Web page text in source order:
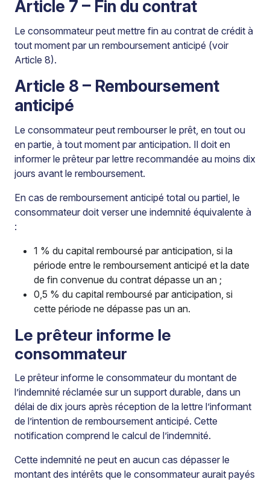
Article 7 – Fin du contrat
Le consommateur peut mettre fin au contrat de crédit à
tout moment par un remboursement anticipé (voir
Article 8).
Article 8 – Remboursement
anticipé
Le consommateur peut rembourser le prêt, en tout ou
en partie, à tout moment par anticipation. Il doit en
informer le prêteur par lettre recommandée au moins dix
jours avant le remboursement.
En cas de remboursement anticipé total ou partiel, le
consommateur doit verser une indemnité équivalente à
:
1 % du capital remboursé par anticipation, si la
période entre le remboursement anticipé et la date
de fin convenue du contrat dépasse un an ;
0,5 % du capital remboursé par anticipation, si
cette période ne dépasse pas un an.
Le prêteur informe le
consommateur
Le prêteur informe le consommateur du montant de
l’indemnité réclamée sur un support durable, dans un
délai de dix jours après réception de la lettre l’informant
de l’intention de remboursement anticipé. Cette
notification comprend le calcul de l’indemnité.
Cette indemnité ne peut en aucun cas dépasser le
montant des intérêts que le consommateur aurait payés